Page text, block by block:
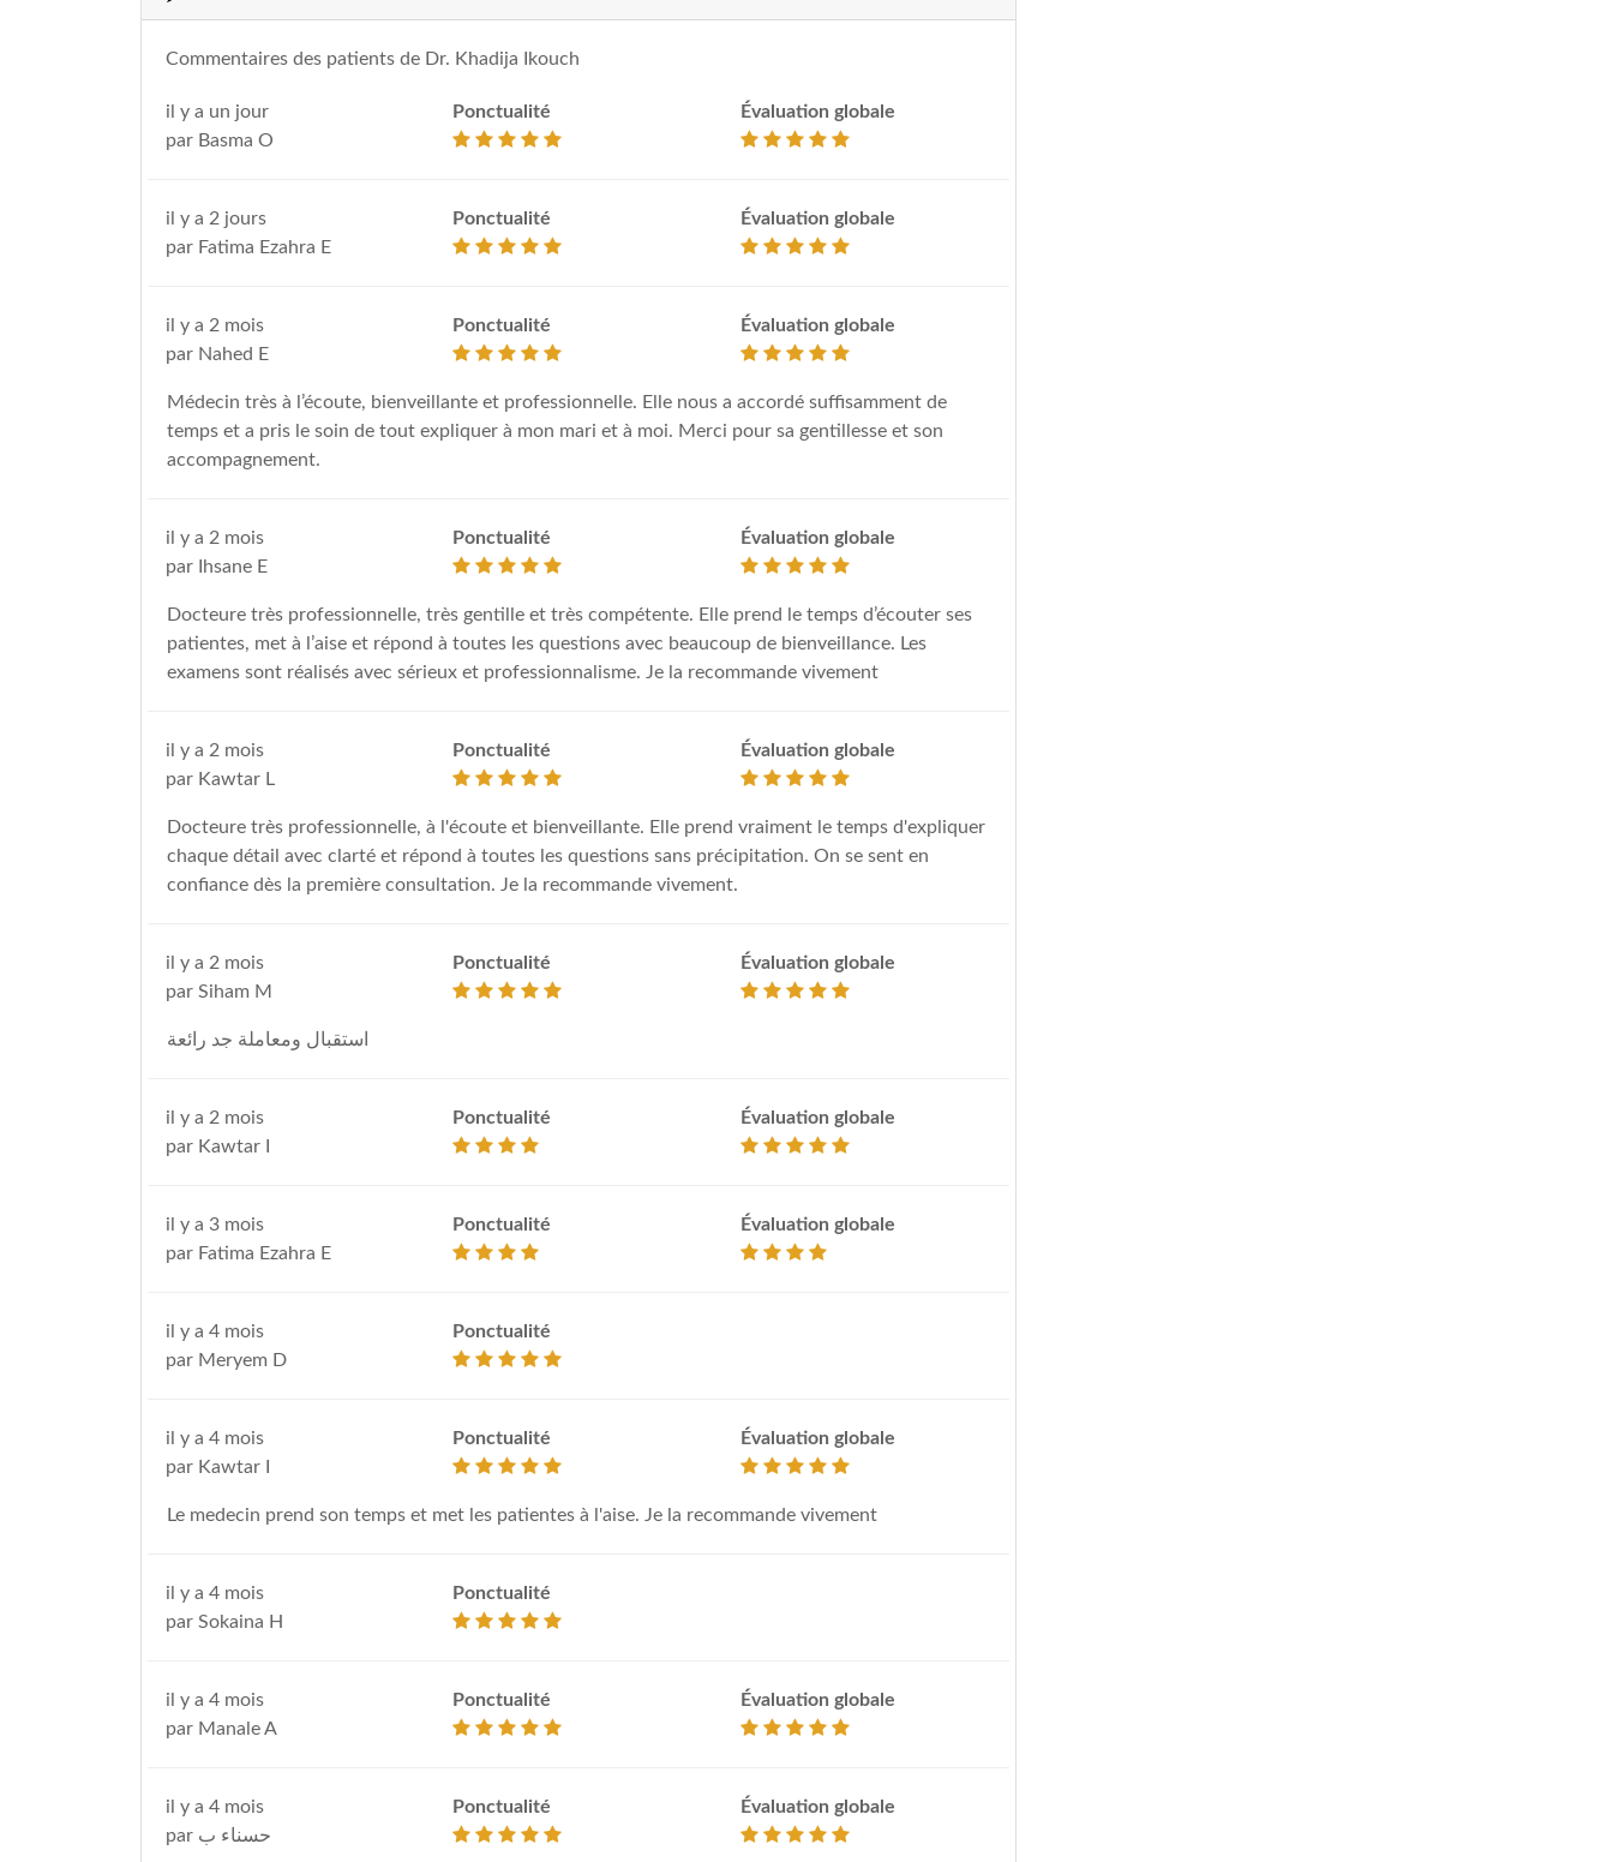
Commentaires des patients de Dr. Khadija Ikouch
il y a un jour
par Basma O
Ponctualité Évaluation globale
il y a 2 jours
par Fatima Ezahra E
Ponctualité Évaluation globale
il y a 2 mois
par Nahed E
Ponctualité Évaluation globale
Médecin très à l’écoute, bienveillante et professionnelle. Elle nous a accordé suffisamment de
temps et a pris le soin de tout expliquer à mon mari et à moi. Merci pour sa gentillesse et son
accompagnement.
il y a 2 mois
par Ihsane E
Ponctualité Évaluation globale
Docteure très professionnelle, très gentille et très compétente. Elle prend le temps d’écouter ses
patientes, met à l’aise et répond à toutes les questions avec beaucoup de bienveillance. Les
examens sont réalisés avec sérieux et professionnalisme. Je la recommande vivement
il y a 2 mois
par Kawtar L
Ponctualité Évaluation globale
Docteure très professionnelle, à l'écoute et bienveillante. Elle prend vraiment le temps d'expliquer
chaque détail avec clarté et répond à toutes les questions sans précipitation. On se sent en
confiance dès la première consultation. Je la recommande vivement.
il y a 2 mois
par Siham M
Ponctualité Évaluation globale
استقبال ومعاملة جد رائعة
il y a 2 mois
par Kawtar I
Ponctualité Évaluation globale
il y a 3 mois
par Fatima Ezahra E
Ponctualité Évaluation globale
il y a 4 mois
par Meryem D
Ponctualité
il y a 4 mois
par Kawtar I
Ponctualité Évaluation globale
Le medecin prend son temps et met les patientes à l'aise. Je la recommande vivement
il y a 4 mois
par Sokaina H
Ponctualité
il y a 4 mois
par Manale A
Ponctualité Évaluation globale
il y a 4 mois
par حسناء ب
Ponctualité Évaluation globale